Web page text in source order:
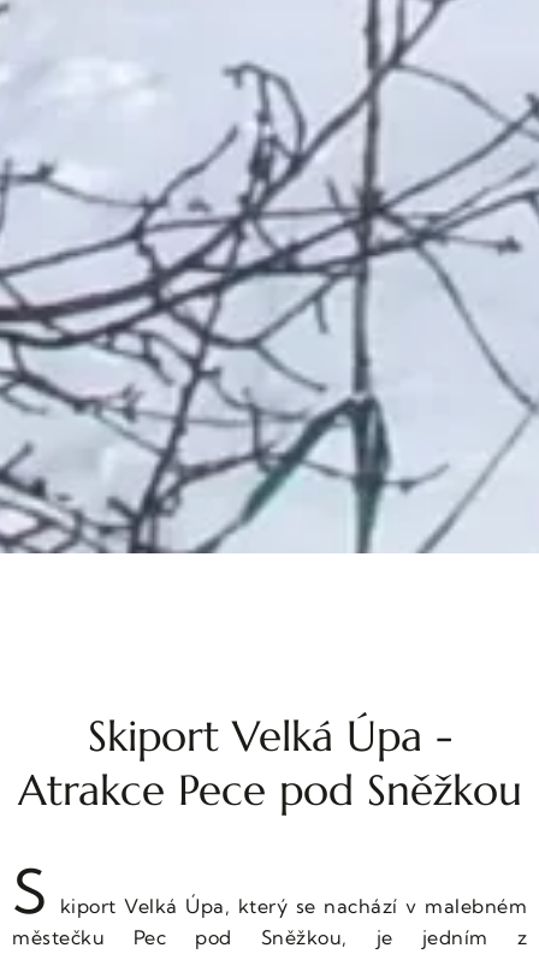
Skiport Velká Úpa -
Atrakce Pece pod Sněžkou
S
kiport Velká Úpa, který se nachází v malebném
městečku Pec pod Sněžkou, je jedním z